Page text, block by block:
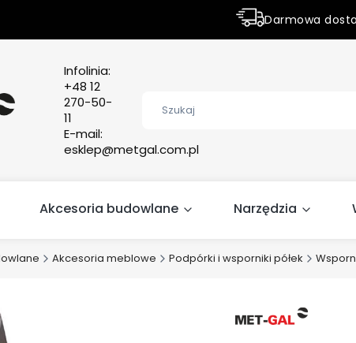
Darmowa
Infolinia:
+48 12
270-50-
11
E-mail:
esklep@metgal.com.pl
Akcesoria budowlane Narzędzia
Akcesoria meblowe Podpórki i wsporniki półek